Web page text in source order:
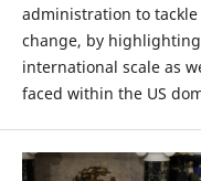
administration to
change, by
international scale as
faced within the US